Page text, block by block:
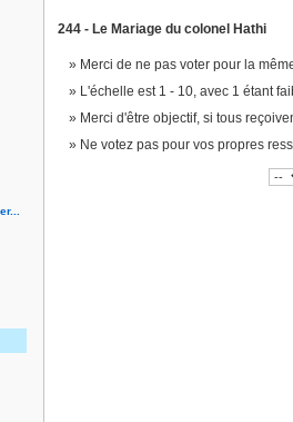
244 - Le Mariage du colonel Hathi
Merci de ne pas voter pour la
L'échelle est 1 - 10, avec 1 étant
Merci d'être objectif, si tous
Ne votez pas pour vos propres